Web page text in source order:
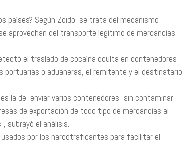
países? Según Zoido, se trata del mecanismo
aprovechan del transporte legítimo de mercancías
el traslado de cocaína oculta en contenedores
portuarias o aduaneras, el remitente y el destinatario
la de enviar varios contenedores ”sin contaminar’
de exportación de todo tipo de mercancías al
subrayó el análisis.
por los narcotraficantes para facilitar el